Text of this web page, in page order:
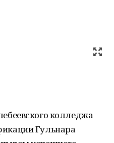
колледжа
Гульнара